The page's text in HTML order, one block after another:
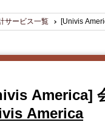
サービス一覧 [Univis
America]
America